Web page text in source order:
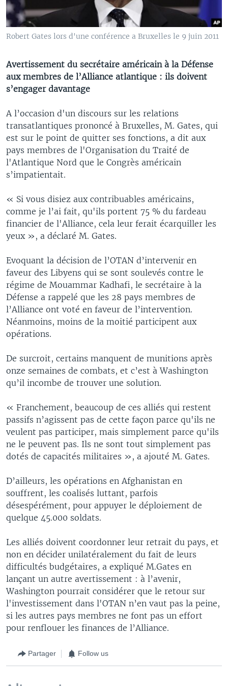
Robert Gates lors d'une conférence a Bruxelles le 9 juin 2011
Avertissement du secrétaire américain à la Défense
aux membres de l’Alliance atlantique : ils doivent
s’engager davantage
A l’occasion d'un discours sur les relations
transatlantiques prononcé à Bruxelles, M. Gates, qui
est sur le point de quitter ses fonctions, a dit aux
pays membres de l'Organisation du Traité de
l'Atlantique Nord que le Congrès américain
s’impatientait.
« Si vous disiez aux contribuables américains,
comme je l’ai fait, qu'ils portent 75 % du fardeau
financier de l'Alliance, cela leur ferait écarquiller les
yeux », a déclaré M. Gates.
Evoquant la décision de l’OTAN d’intervenir en
faveur des Libyens qui se sont soulevés contre le
régime de Mouammar Kadhafi, le secrétaire à la
Défense a rappelé que les 28 pays membres de
l’Alliance ont voté en faveur de l’intervention.
Néanmoins, moins de la moitié participent aux
opérations.
De surcroit, certains manquent de munitions après
onze semaines de combats, et c’est à Washington
qu’il incombe de trouver une solution.
« Franchement, beaucoup de ces alliés qui restent
passifs n’agissent pas de cette façon parce qu'ils ne
veulent pas participer, mais simplement parce qu'ils
ne le peuvent pas. Ils ne sont tout simplement pas
dotés de capacités militaires », a ajouté M. Gates.
D’ailleurs, les opérations en Afghanistan en
souffrent, les coalisés luttant, parfois
désespérément, pour appuyer le déploiement de
quelque 45.000 soldats.
Les alliés doivent coordonner leur retrait du pays, et
non en décider unilatéralement du fait de leurs
difficultés budgétaires, a expliqué M.Gates en
lançant un autre avertissement : à l’avenir,
Washington pourrait considérer que le retour sur
l'investissement dans l'OTAN n’en vaut pas la peine,
si les autres pays membres ne font pas un effort
pour renflouer les finances de l’Alliance.
Partager Follow us